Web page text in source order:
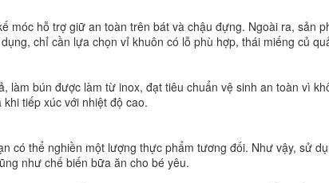
móc hỗ trợ giữ an toàn trên bát và chậu đựng. Ngoài ra, sản
chỉ cần lựa chọn vỉ khuôn có lỗ phù hợp, thái miếng củ
làm bún được làm từ inox, đạt tiêu chuẩn vệ sinh an toàn vì
tiếp xúc với nhiệt độ cao.
có thể nghiền một lượng thực phẩm tương đối. Như vậy, sử
như chế biến bữa ăn cho bé yêu.